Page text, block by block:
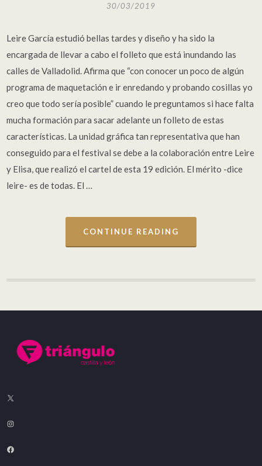
30/03/2019
Leire García estudió bellas tardes y diseño y ha sido la
encargada de llevar a cabo el folleto que está inundando las
calles de Valladolid. Afirma que “con conocer un poco de algún
programa de maquetación e ir enredando y probando cosillas yo
creo que todo sería posible” cuando le preguntamos si hace falta
mucha formación para sacar adelante un folleto de estas
características. La unidad gráfica tan representativa que han
conseguido para el festival se debe a la colaboración entre Leire
y Elisa, que realizó el cartel de esta 19 edición. El mérito -dice
leire- es de todas. El …
CONTINUE READING